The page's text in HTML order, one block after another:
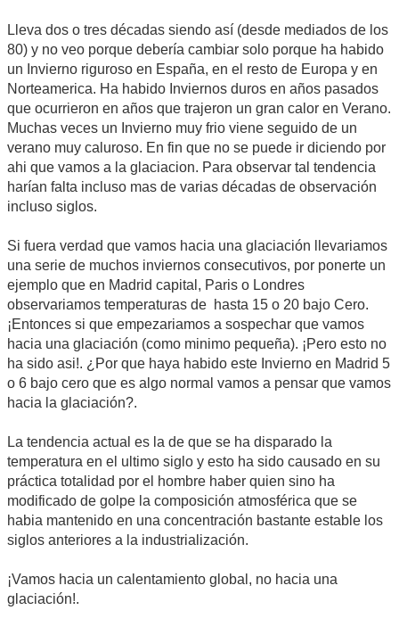
Lleva dos o tres décadas siendo así (desde mediados de los
80) y no veo porque debería cambiar solo porque ha habido
un Invierno riguroso en España, en el resto de Europa y en
Norteamerica. Ha habido Inviernos duros en años pasados
que ocurrieron en años que trajeron un gran calor en Verano.
Muchas veces un Invierno muy frio viene seguido de un
verano muy caluroso. En fin que no se puede ir diciendo por
ahi que vamos a la glaciacion. Para observar tal tendencia
harían falta incluso mas de varias décadas de observación
incluso siglos.
Si fuera verdad que vamos hacia una glaciación llevariamos
una serie de muchos inviernos consecutivos, por ponerte un
ejemplo que en Madrid capital, Paris o Londres
observariamos temperaturas de hasta 15 o 20 bajo Cero.
¡Entonces si que empezariamos a sospechar que vamos
hacia una glaciación (como minimo pequeña). ¡Pero esto no
ha sido asi!. ¿Por que haya habido este Invierno en Madrid 5
o 6 bajo cero que es algo normal vamos a pensar que vamos
hacia la glaciación?.
La tendencia actual es la de que se ha disparado la
temperatura en el ultimo siglo y esto ha sido causado en su
práctica totalidad por el hombre haber quien sino ha
modificado de golpe la composición atmosférica que se
habia mantenido en una concentración bastante estable los
siglos anteriores a la industrialización.
¡Vamos hacia un calentamiento global, no hacia una
glaciación!.